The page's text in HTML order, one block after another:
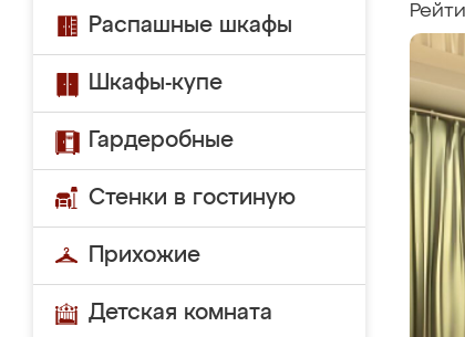
Распашные шкафы
Шкафы-купе
Гардеробные
Стенки в гостиную
Прихожие
Детская комната